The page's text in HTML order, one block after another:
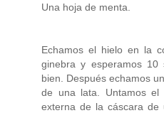
Una hoja de menta.
Echamos el hielo en la
ginebra y esperamos 10
bien. Después echamos
de una lata. Untamos
externa de la cáscara de